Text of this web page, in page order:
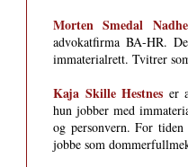
Morten Smedal
advokatfirma BA-HR.
immaterialrett. Tvitrer
Kaja Skille Hestnes er
hun jobber med
og person­vern. For
jobbe som